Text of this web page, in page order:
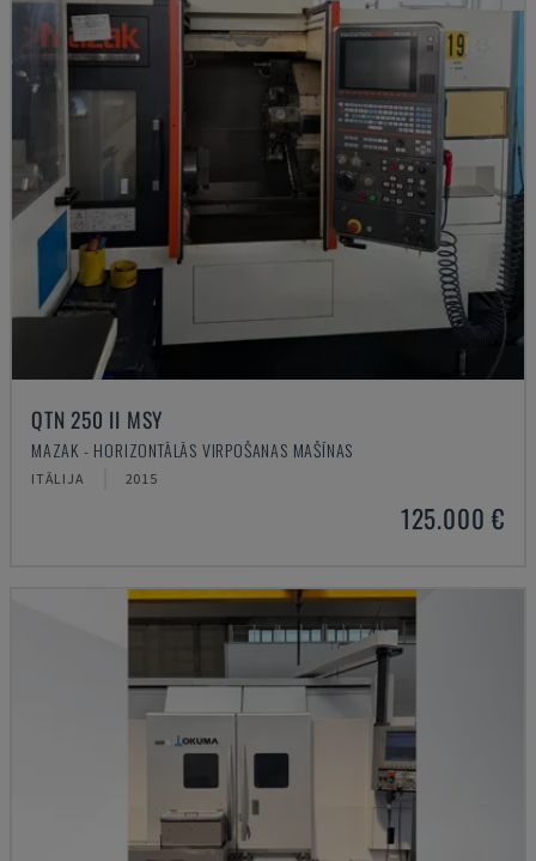
QTN 250 II MSY
MAZAK - HORIZONTĀLĀS VIRPOŠANAS MAŠĪNAS
ITĀLIJA 2015
125.000 €